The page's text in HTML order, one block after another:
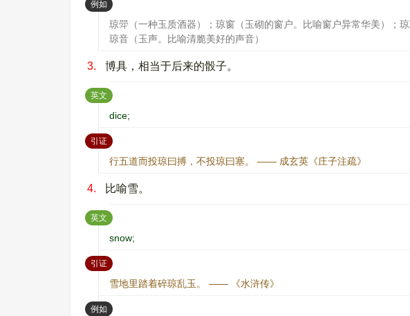
例如 ：
琼斝（一种玉质酒器）；琼窗（玉砌的窗户。比喻窗户异常华美）；
琼音（玉声。比喻清脆美好的声音）
3. 博具，相当于后来的骰子。
英文 ：
dice;
引证：
行五道而投琼曰搏，不投琼曰塞。 —— 成玄英《庄子注疏》
4. 比喻雪。
英文 ：
snow;
引证：
雪地里踏着碎琼乱玉。 —— 《水浒传》
例如 ：